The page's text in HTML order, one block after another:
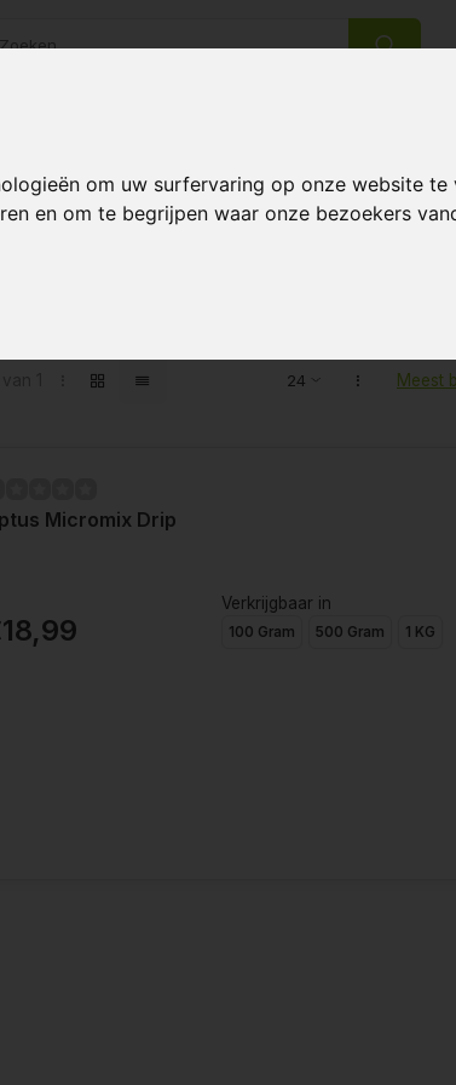
om uw surfervaring op onze website
en om te begrijpen waar onze bezoekers
retourrecht Beste klantenservice
met aptus micromix drip
Meest
Micromix Drip
Verkrijgbaar in
100 Gram 500 Gram 1 KG